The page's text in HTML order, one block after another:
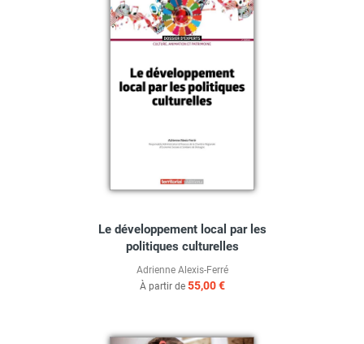
Le développement local par les
politiques culturelles
Adrienne Alexis-Ferré
À partir de 55,00 €